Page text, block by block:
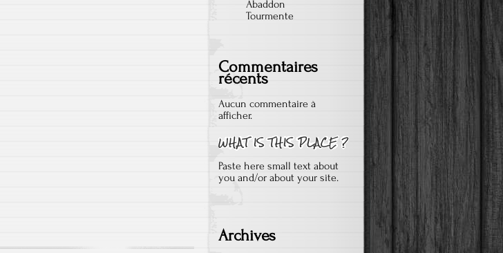
Abaddon
Tourmente
Commentaires
récents
Aucun commentaire à
afficher.
Paste here small text about
you and/or about your site.
Archives